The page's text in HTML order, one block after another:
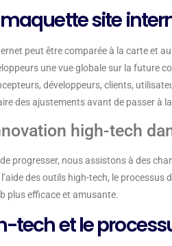
site
peut être comparée à la carte et
une vue globale sur la future
développeurs, clients,
des ajustements avant de passer à
high-tech
progresser, nous assistons à des
des outils high-tech, le
plus efficace et amusante.
tech et le